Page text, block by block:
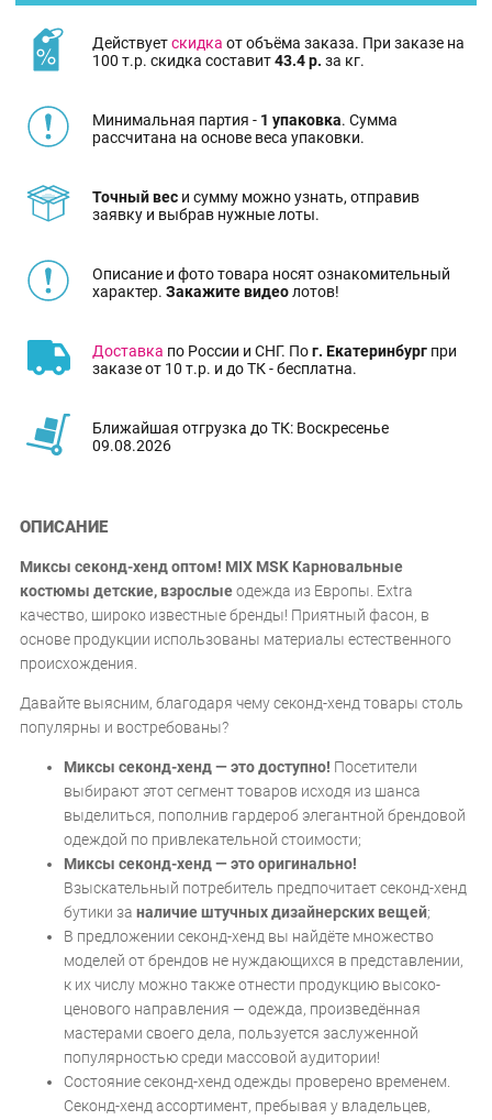
Действуетскидка от объёма заказа. При заказе на
100 т.р. скидка составит43.4 р. за кг.
Минимальная партия - 1 упаковка. Сумма
рассчитана на основе веса упаковки.
Точный вес и сумму можно узнать, отправив
заявку и выбрав нужные лоты.
Описание и фото товара носят ознакомительный
характер. Закажите видеолотов!
Доставка по России и СНГ. Пог. Екатеринбург при
заказе от 10 т.р. и до ТК - бесплатна.
Ближайшая отгрузка до ТК: Воскресенье
09.08.2026
ОПИСАНИЕ
Миксы секонд-хенд оптом! MIX MSK Карновальные
костюмы детские, взрослыеодежда из Европы. Extra
качество, широко известные бренды! Приятный фасон, в
основе продукции использованы материалы естественного
происхождения.
Давайте выясним, благодаря чему секонд-хенд товары столь
популярны и востребованы?
Миксы секонд-хенд — это доступно! Посетители
выбирают этот сегмент товаров исходя из шанса
выделиться, пополнив гардероб элегантной брендовой
одеждой по привлекательной стоимости;
Миксы секонд-хенд — это оригинально!
Взыскательный потребитель предпочитает секонд-хенд
бутики заналичие штучных дизайнерских вещей;
В предложении секонд-хенд вы найдёте множество
моделей от брендов не нуждающихся в представлении,
к их числу можно также отнести продукцию высоко-
ценового направления — одежда, произведённая
мастерами своего дела, пользуется заслуженной
популярностью среди массовой аудитории!
Состояние секонд-хенд одежды проверено временем.
Секонд-хенд ассортимент, пребывая у владельцев,